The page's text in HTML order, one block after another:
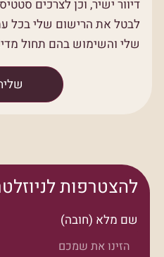
דיוור ישיר, וכן לצרכים
לבטל את הרישום שלי בכל
שלי והשימוש בהם תחול
להצטרפות
שם מלא (חובה)